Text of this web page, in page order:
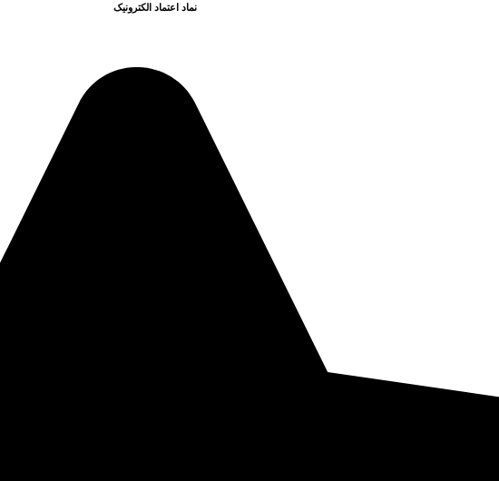
نماد اعتماد الکترونیک